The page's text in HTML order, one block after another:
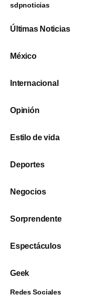
sdpnoticias
Últimas Noticias
México
Internacional
Opinión
Estilo de vida
Deportes
Negocios
Sorprendente
Espectáculos
Geek
Redes Sociales